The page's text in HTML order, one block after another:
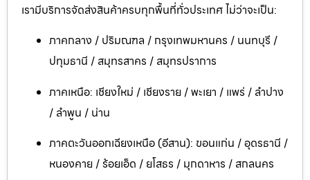
เรามีบริการจัดส่งสินค้าครบทุกพื้นที่ทั่วประเทศ ไม่ว่าจะเป็น:
ภาคกลาง / ปริมณฑล / กรุงเทพมหานคร / นนทบุรี /
ปทุมธานี / สมุทรสาคร / สมุทรปราการ
ภาคเหนือ: เชียงใหม่ / เชียงราย / พะเยา / แพร่ / ลำปาง
/ ลำพูน / น่าน
ภาคตะวันออกเฉียงเหนือ (อีสาน): ขอนแก่น / อุดรธานี /
หนองคาย / ร้อยเอ็ด / ยโสธร / มุกดาหาร / สกลนคร